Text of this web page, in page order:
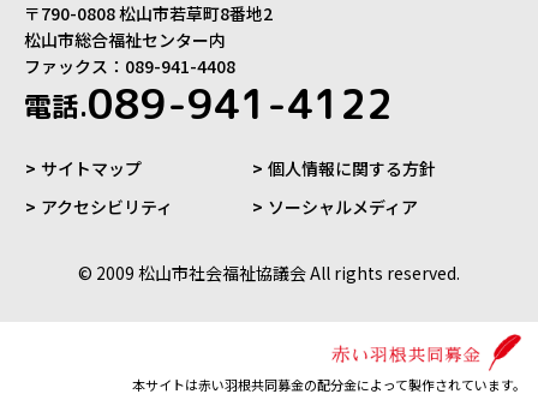
〒790-0808 松山市若草町8番地2
松山市総合福祉センター内
ファックス：089-941-4408
電話.089-941-4122
サイトマップ
個人情報に関する方針
アクセシビリティ
ソーシャルメディア
© 2009 松山市社会福祉協議会 All rights reserved.
本サイトは赤い羽根共同募金の配分金によって製作されています。